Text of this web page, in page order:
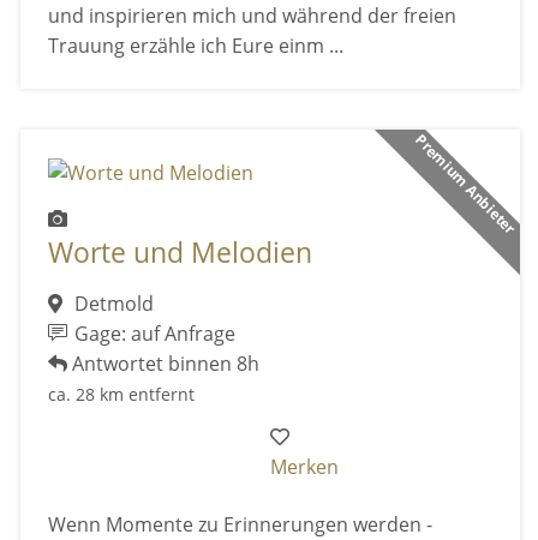
und inspirieren mich und während der freien
Trauung erzähle ich Eure einm ...
Premium Anbieter
Worte und Melodien
Detmold
Gage: auf Anfrage
Antwortet binnen 8h
ca. 28 km entfernt
Merken
Wenn Momente zu Erinnerungen werden -